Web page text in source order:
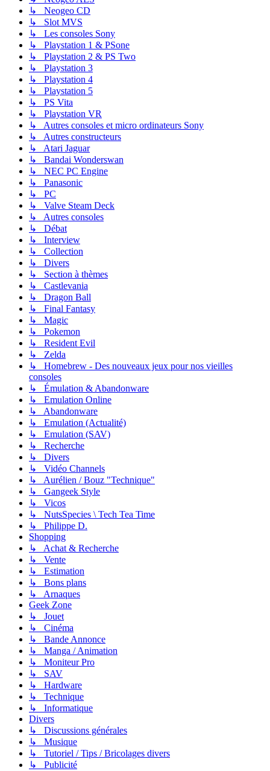
↳ Neogeo CD
↳ Slot MVS
↳ Les consoles Sony
↳ Playstation 1 & PSone
↳ Playstation 2 & PS Two
↳ Playstation 3
↳ Playstation 4
↳ Playstation 5
↳ PS Vita
↳ Playstation VR
↳ Autres consoles et micro ordinateurs Sony
↳ Autres constructeurs
↳ Atari Jaguar
↳ Bandai Wonderswan
↳ NEC PC Engine
↳ Panasonic
↳ PC
↳ Valve Steam Deck
↳ Autres consoles
↳ Débat
↳ Interview
↳ Collection
↳ Divers
↳ Section à thèmes
↳ Castlevania
↳ Dragon Ball
↳ Final Fantasy
↳ Magic
↳ Pokemon
↳ Resident Evil
↳ Zelda
↳ Homebrew - Des nouveaux jeux pour nos vieilles
consoles
↳ Émulation & Abandonware
↳ Emulation Online
↳ Abandonware
↳ Emulation (Actualité)
↳ Emulation (SAV)
↳ Recherche
↳ Divers
↳ Vidéo Channels
↳ Aurélien / Bouz "Technique"
↳ Gangeek Style
↳ Vicos
↳ NutsSpecies \ Tech Tea Time
↳ Philippe D.
Shopping
↳ Achat & Recherche
↳ Vente
↳ Estimation
↳ Bons plans
↳ Arnaques
Geek Zone
↳ Jouet
↳ Cinéma
↳ Bande Annonce
↳ Manga / Animation
↳ Moniteur Pro
↳ SAV
↳ Hardware
↳ Technique
↳ Informatique
Divers
↳ Discussions générales
↳ Musique
↳ Tutoriel / Tips / Bricolages divers
↳ Publicité